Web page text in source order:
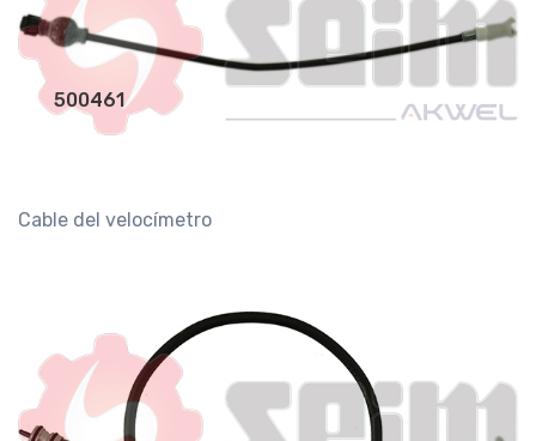
500461
Cable del velocímetro